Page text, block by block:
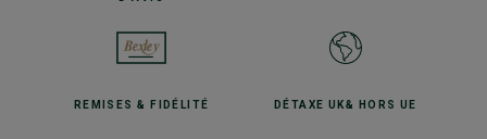
REMISES& FIDÉLITÉ DÉTAXE UK& HORS UE